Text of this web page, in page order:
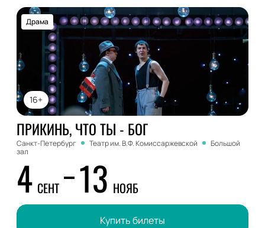
16+
Драма
ПРИКИНЬ, ЧТО ТЫ - БОГ
Санкт-Петербург Театр им. В.Ф. Комиссаржевской
Большой
зал
4 СЕНТ 13 НОЯБ
Купить билеты